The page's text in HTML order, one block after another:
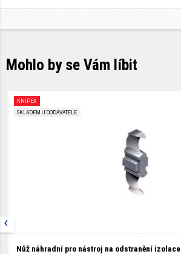
Mohlo by se Vám líbit
SKLADEM U DODAVATELE
KNIPEX
Nůž náhradní pro nástroj na odstranění izolace
‹